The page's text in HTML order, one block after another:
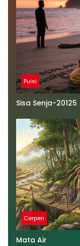
Puisi
Sisa Senja-20125
Cerpen
Mata Air